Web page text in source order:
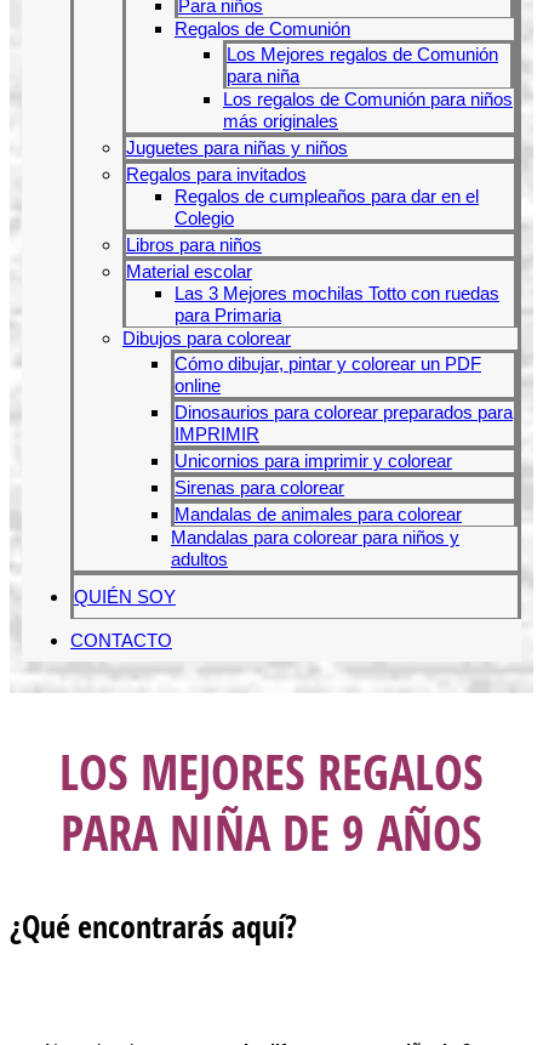
Para niños
Regalos de Comunión
Los Mejores regalos de Comunión
para niña
Los regalos de Comunión para niños
más originales
Juguetes para niñas y niños
Regalos para invitados
Regalos de cumpleaños para dar en el
Colegio
Libros para niños
Material escolar
Las 3 Mejores mochilas Totto con ruedas
para Primaria
Dibujos para colorear
Cómo dibujar, pintar y colorear un PDF
online
Dinosaurios para colorear preparados para
IMPRIMIR
Unicornios para imprimir y colorear
Sirenas para colorear
Mandalas de animales para colorear
Mandalas para colorear para niños y
adultos
QUIÉN SOY
CONTACTO
LOS MEJORES REGALOS
PARA NIÑA DE 9 AÑOS
¿Qué encontrarás aquí?